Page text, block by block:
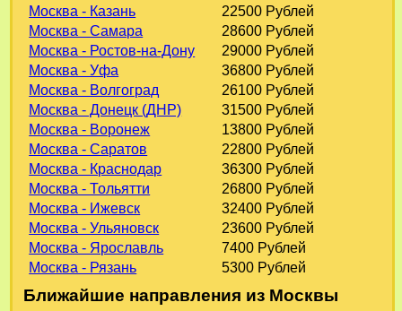
Москва - Казань
22500 Рублей
Москва - Самара
28600 Рублей
Москва - Ростов-на-Дону
29000 Рублей
Москва - Уфа
36800 Рублей
Москва - Волгоград
26100 Рублей
Москва - Донецк (ДНР)
31500 Рублей
Москва - Воронеж
13800 Рублей
Москва - Саратов
22800 Рублей
Москва - Краснодар
36300 Рублей
Москва - Тольятти
26800 Рублей
Москва - Ижевск
32400 Рублей
Москва - Ульяновск
23600 Рублей
Москва - Ярославль
7400 Рублей
Москва - Рязань
5300 Рублей
Ближайшие направления из Москвы